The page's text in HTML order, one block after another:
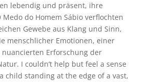
lebendig und präsent, ihre
do Homem Sábio verflochten
Gewebe aus Klang und Sinn,
menschlicher Emotionen, einer
Erforschung der
I couldn’t help but feel a sense
child standing at the edge of a vast,